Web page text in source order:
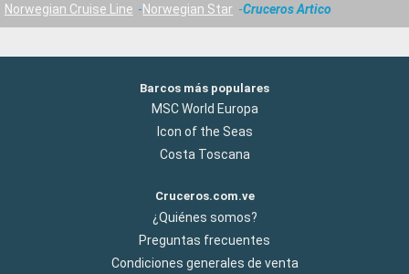
Norwegian Cruise Line
Norwegian Star Cruceros Artico
Barcos más populares
MSC World Europa
Icon of the Seas
Costa Toscana
Cruceros.com.ve
¿Quiénes somos?
Preguntas frecuentes
Condiciones generales de venta